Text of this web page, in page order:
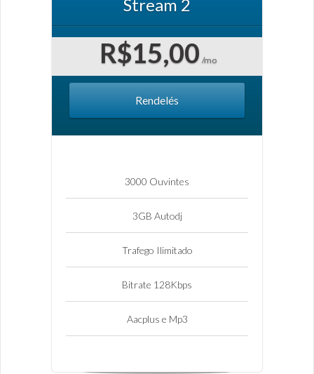
Stream 2
R$15,00 /mo
Rendelés
3000 Ouvintes
3GB Autodj
Trafego Ilimitado
Bitrate 128Kbps
Aacplus e Mp3